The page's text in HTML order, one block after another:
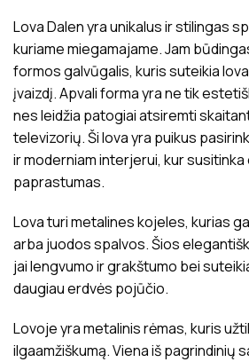
Lova Dalen yra unikalus ir stilingas
kuriame miegamajame. Jam
formos galvūgalis, kuris suteikia
įvaizdį. Apvali forma yra ne tik
nes leidžia patogiai atsiremti
televizorių. Ši lova yra puikus
ir moderniam interjerui, kur
paprastumas.
Lova turi metalines kojeles, kurias
arba juodos spalvos. Šios
jai lengvumo ir grakštumo bei
daugiau erdvės pojūčio.
Lovoje yra metalinis rėmas, kuris
ilgaamžiškumą. Viena iš pagrindinių